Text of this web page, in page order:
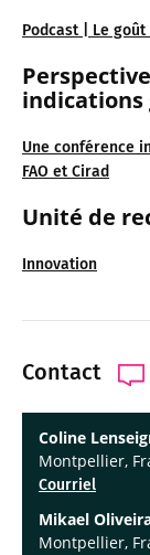
Podcast | Le
indications
Une conférence
FAO et Cirad
Unité de
Innovation
Contact
Coline
Montpellier,
Courriel
Mikael
Montpellier,